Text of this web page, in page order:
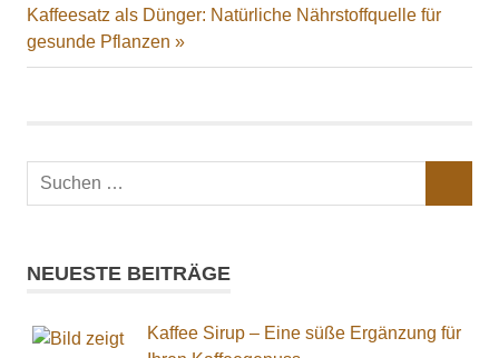
Nächster
Beitrag:
Kaffeesatz als Dünger: Natürliche Nährstoffquelle für
gesunde Pflanzen
Suchen
NEUESTE BEITRÄGE
Kaffee Sirup – Eine süße Ergänzung für